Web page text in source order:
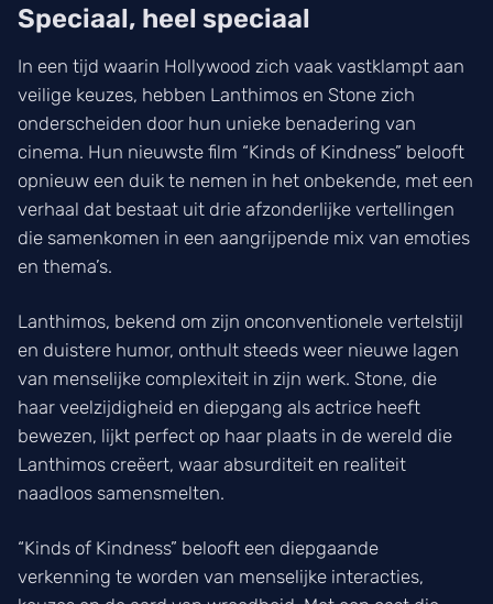
Speciaal, heel speciaal
In een tijd waarin Hollywood zich vaak vastklampt aan
veilige keuzes, hebben Lanthimos en Stone zich
onderscheiden door hun unieke benadering van
cinema. Hun nieuwste film “Kinds of Kindness” belooft
opnieuw een duik te nemen in het onbekende, met een
verhaal dat bestaat uit drie afzonderlijke vertellingen
die samenkomen in een aangrijpende mix van emoties
en thema’s.
Lanthimos, bekend om zijn onconventionele vertelstijl
en duistere humor, onthult steeds weer nieuwe lagen
van menselijke complexiteit in zijn werk. Stone, die
haar veelzijdigheid en diepgang als actrice heeft
bewezen, lijkt perfect op haar plaats in de wereld die
Lanthimos creëert, waar absurditeit en realiteit
naadloos samensmelten.
“Kinds of Kindness” belooft een diepgaande
verkenning te worden van menselijke interacties,